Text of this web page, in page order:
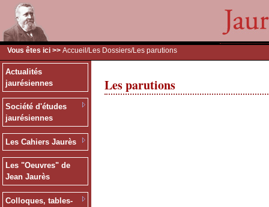
Vous êtes ici >> Accueil /Les Dossiers/Les parutions
Actualités
jaurésiennes
Société d'études
jaurésiennes
Les Cahiers Jaurès
Les "Oeuvres" de
Jean Jaurès
Colloques, tables-
Les parutions